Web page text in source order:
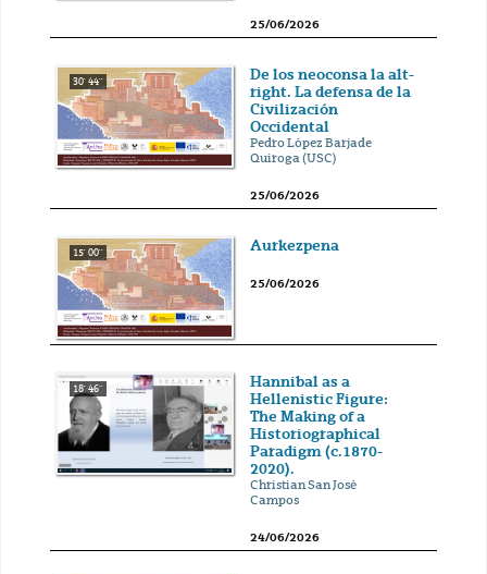
25/06/2026
30' 44''
De los neoconsa la alt-
right. La defensa de la
Civilización
Occidental
Pedro López Barjade
Quiroga (USC)
25/06/2026
15' 00'' Aurkezpena
25/06/2026
18' 46''
Hannibal as a
Hellenistic Figure:
The Making of a
Historiographical
Paradigm (c.1870-
2020).
Christian San José
Campos
24/06/2026